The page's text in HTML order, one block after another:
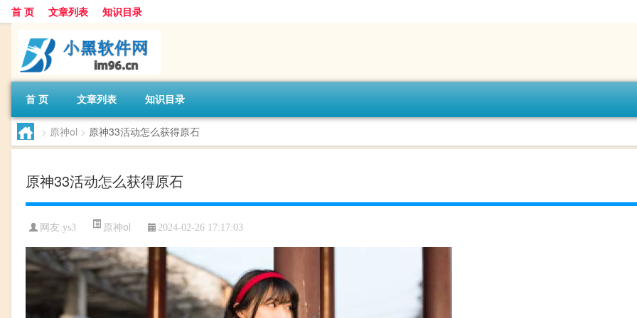
首 页 文章列表 知识目录
首 页 文章列表 知识目录
> 原神ol > 原神33活动怎么获得原石
原神33活动怎么获得原石
网友:ys3 原神ol 2024-02-26 17:17:03